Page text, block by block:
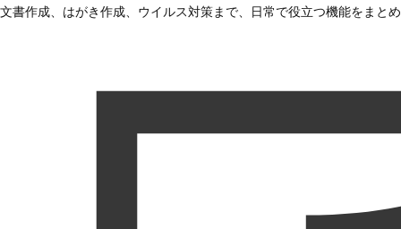
文書作成、はがき作成、ウイルス対策まで、日常で役立つ機能をまと